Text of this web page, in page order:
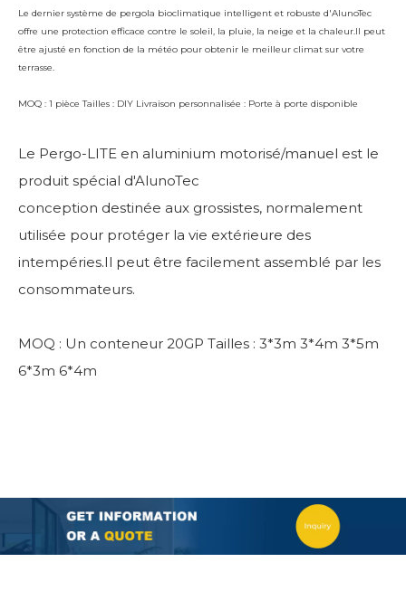
Le dernier système de pergola bioclimatique intelligent et robuste d'AlunoTec
offre une protection efficace contre le soleil, la pluie, la neige et la chaleur.Il peut
être ajusté en fonction de la météo pour obtenir le meilleur climat sur votre
terrasse.
MOQ : 1 pièce Tailles : DIY Livraison personnalisée : Porte à porte disponible
Le Pergo-LITE en aluminium motorisé/manuel est le
produit spécial d'AlunoTec
conception destinée aux grossistes, normalement
utilisée pour protéger la vie extérieure des
intempéries.Il peut être facilement assemblé par les
consommateurs.
MOQ : Un conteneur 20GP Tailles : 3*3m 3*4m 3*5m
6*3m 6*4m